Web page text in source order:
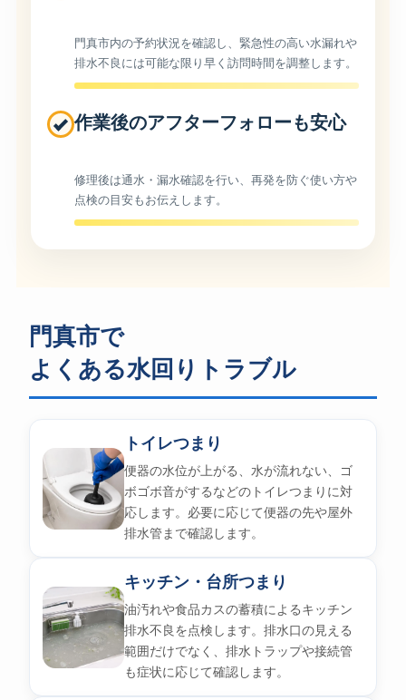
門真市内の予約状況を確認し、緊急性の高い水漏れや
排水不良には可能な限り早く訪問時間を調整します。
作業後のアフターフォローも安心
修理後は通水・漏水確認を行い、再発を防ぐ使い方や
点検の目安もお伝えします。
門真市で
よくある水回りトラブル
トイレつまり
便器の水位が上がる、水が流れない、ゴ
ボゴボ音がするなどのトイレつまりに対
応します。必要に応じて便器の先や屋外
排水管まで確認します。
キッチン・台所つまり
油汚れや食品カスの蓄積によるキッチン
排水不良を点検します。排水口の見える
範囲だけでなく、排水トラップや接続管
も症状に応じて確認します。